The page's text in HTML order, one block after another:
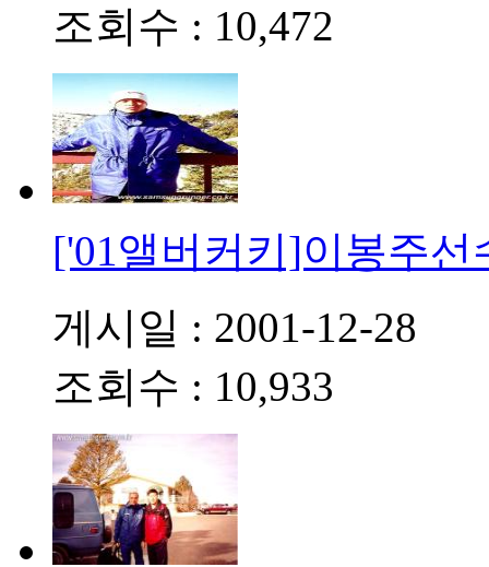
조회수 : 10,472
['01앨버커키]이봉주선
게시일 : 2001-12-28
조회수 : 10,933